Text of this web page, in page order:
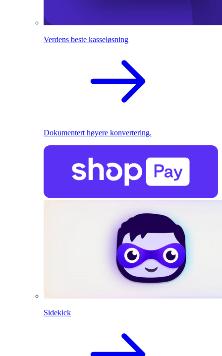
Verdens beste kasseløsning
Dokumentert høyere konvertering.
Sidekick